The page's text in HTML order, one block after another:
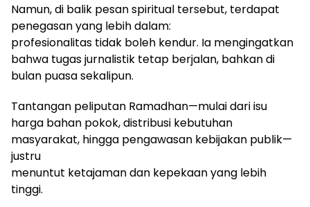
Namun, di balik pesan spiritual tersebut, terdapat
penegasan yang lebih dalam:
profesionalitas tidak boleh kendur. Ia mengingatkan
bahwa tugas jurnalistik tetap berjalan, bahkan di
bulan puasa sekalipun.
Tantangan peliputan Ramadhan—mulai dari isu
harga bahan pokok, distribusi kebutuhan
masyarakat, hingga pengawasan kebijakan publik—
justru
menuntut ketajaman dan kepekaan yang lebih
tinggi.